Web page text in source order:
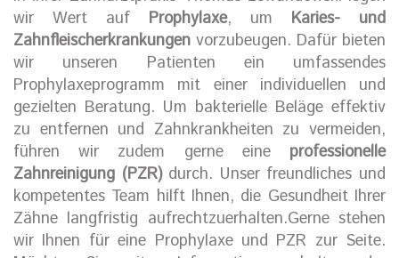
wir Wert auf Prophylaxe, um Karies- und
Zahnfleischerkrankungen vorzubeugen. Dafür bieten
wir unseren Patienten ein umfassendes
Prophylaxeprogramm mit einer individuellen und
gezielten Beratung. Um bakterielle Beläge effektiv
zu entfernen und Zahnkrankheiten zu vermeiden,
führen wir zudem gerne eine professionelle
Zahnreinigung (PZR)durch. Unser freundliches und
kompetentes Team hilft Ihnen, die Gesundheit Ihrer
Zähne langfristig aufrechtzuerhalten.Gerne stehen
wir Ihnen für eine Prophylaxe und PZR zur Seite.